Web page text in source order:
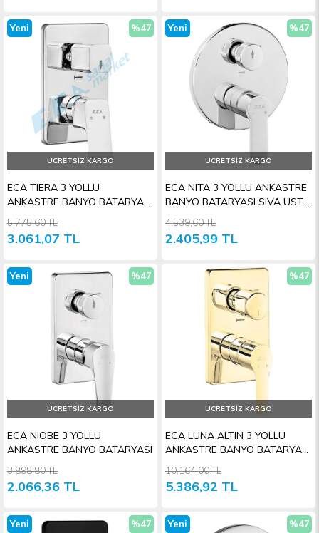
ECA TIERA 3 YOLLU
ANKASTRE BANYO BATARYASI
SIVA ÜSTÜ
3.061,07 TL
5.775,60 TL
%47
ÜCRETSIZ KARGO
Yeni
ECA NITA 3 YOLLU ANKASTRE
BANYO BATARYASI SIVA ÜSTÜ
GRUBU
2.405,99 TL
4.539,60 TL
%47
ÜCRETSIZ KARGO
Yeni
ECA NIOBE 3 YOLLU
ANKASTRE BANYO BATARYASI
2.066,36 TL
3.898,80 TL
%47
ÜCRETSIZ KARGO
Yeni
ECA LUNA ALTIN 3 YOLLU
ANKASTRE BANYO BATARYASI
SIVA ÜSTÜ
5.386,92 TL
10.164,00 TL
%47
ÜCRETSIZ KARGO
%47
Yeni %47
Yeni